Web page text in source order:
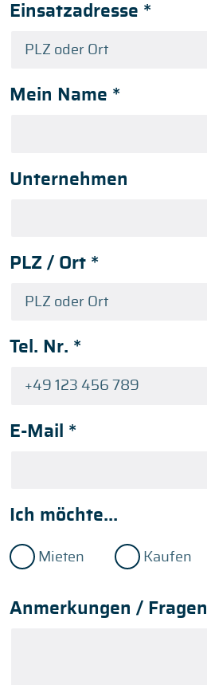
Einsatzadresse *
Mein Name *
Unternehmen
PLZ / Ort *
Tel. Nr. *
E-Mail *
Ich möchte...
Mieten Kaufen
Anmerkungen / Fragen